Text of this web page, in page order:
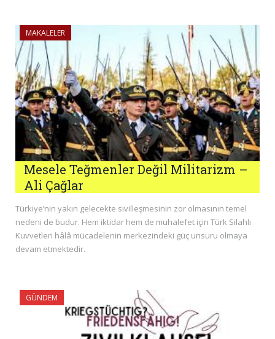
MAKALELER
Mesele Teğmenler Değil Militarizm –
Ali Çağlar
Türkiye’nin yakın gelecekte sivilleşmesinin zor olmasının temel
nedeni de budur. Hem iktidar hem de muhalefet için Türk Silahlı
Kuvvetleri hâlâ mücadelenin merkezindeki güç unsuru olmaya
devam etmektedir.
GÜNDEM